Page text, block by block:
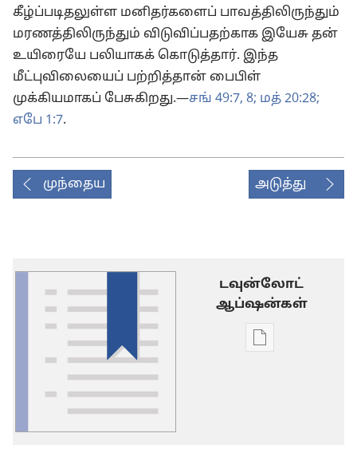
கீழ்ப்படிதலுள்ள மனிதர்களைப் பாவத்திலிருந்தும்
மரணத்திலிருந்தும் விடுவிப்பதற்காக இயேசு தன்
உயிரையே பலியாகக் கொடுத்தார். இந்த
மீட்புவிலையைப் பற்றித்தான் பைபிள்
முக்கியமாகப் பேசுகிறது.—சங் 49:7, 8; மத் 20:28;
எபே 1:7.
முந்தைய அடுத்து
டவுன்லோட்
ஆப்ஷன்கள்
டிஜிட்டல்